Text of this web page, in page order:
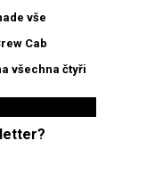
vše
Cab
všechna čtyři